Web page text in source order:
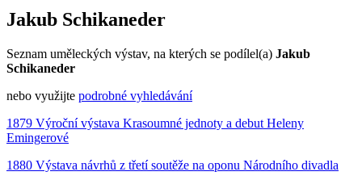
Jakub Schikaneder
Seznam uměleckých výstav, na kterých se podílel(a) Jakub
Schikaneder
nebo využijte podrobné vyhledávání
1879 Výroční výstava Krasoumné jednoty a debut Heleny
Emingerové
1880 Výstava návrhů z třetí soutěže na oponu Národního divadla